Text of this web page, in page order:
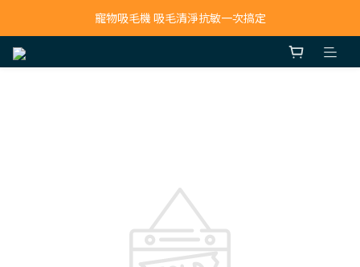
寵物吸毛機 吸毛清淨抗敏一次搞定
寵物吸毛機 吸毛清淨抗敏一次搞定